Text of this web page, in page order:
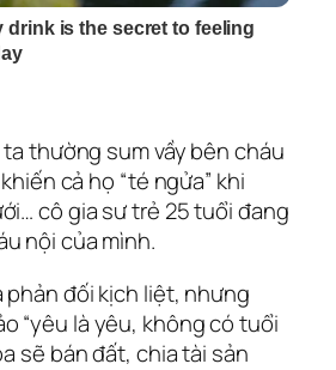
thường sum vầy bên cháu
cả họ “té ngửa” khi
cô gia sư trẻ 25 tuổi đang
nội của mình.
phản đối kịch liệt, nhưng
“yêu là yêu, không có tuổi
sẽ bán đất, chia tài sản